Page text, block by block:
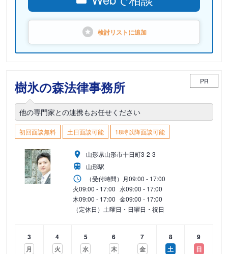
検討リストに追加
樹氷の森法律事務所 PR
他の専門家との連携もお任せください
初回面談無料 土日面談可能 18時以降面談可能
山形県山形市十日町3-2-3
山形駅
（受付時間） 月09:00 - 17:00
火09:00 - 17:00 水09:00 - 17:00
木09:00 - 17:00 金09:00 - 17:00
（定休日）土曜日・日曜日・祝日
3
月
4
火
5
水
6
木
7
金
8
土
9
日